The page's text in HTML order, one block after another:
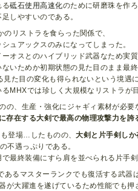
る砥石使用高速化のために研磨珠を作ろ
しやすいのである。
リストラを食らった関係で、
ュアックスのみになってしまった。
オスとのハイブリッド武器なため実
いためか初期状態の見た目のまま最終
た目の変化も得られないという境遇に
MHXでは珍しく大規模なリストラが
の、生産・強化にジャギィ素材が必要
存在する大剣で最高の物理攻撃力を誇
登場…したものの、大剣と片手剣し
不遇っぷりである。
最終装備にすら肩を並べられる片手剣
あるマスターランクでも復活する武器
が大躍進を遂げているため性能でも押